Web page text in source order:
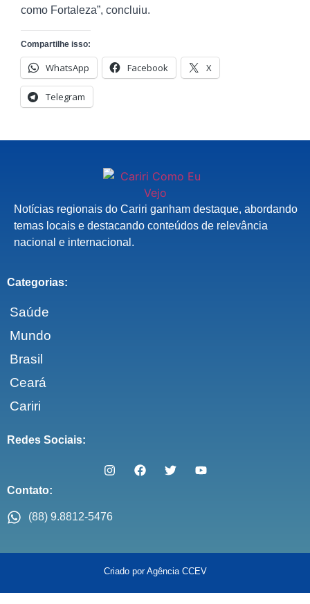
como Fortaleza”, concluiu.
Compartilhe isso:
WhatsApp Facebook X
Telegram
Notícias regionais do Cariri ganham destaque, abordando
temas locais e destacando conteúdos de relevância
nacional e internacional.
Categorias:
Saúde
Mundo
Brasil
Ceará
Cariri
Redes Sociais:
Contato:
(88) 9.8812-5476
Criado por Agência CCEV